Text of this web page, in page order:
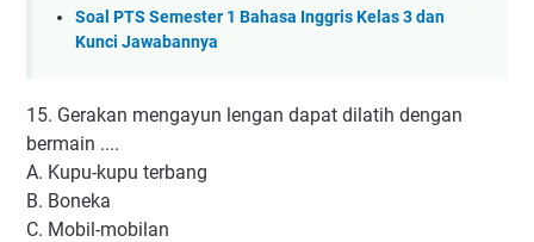
Soal PTS Semester 1 Bahasa Inggris Kelas 3 dan
Kunci Jawabannya
15. Gerakan mengayun lengan dapat dilatih dengan
bermain ....
A. Kupu-kupu terbang
B. Boneka
C. Mobil-mobilan